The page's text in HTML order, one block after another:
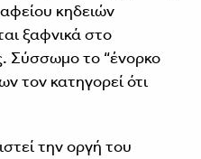
κηδειών
ξαφνικά στο
Σύσσωμο το “ένορκο
τον κατηγορεί ότι
την οργή του